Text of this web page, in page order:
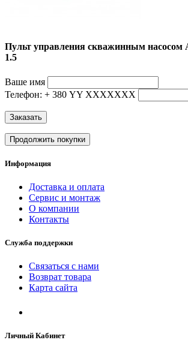
Пульт управления скважинным насосом
1.5
Ваше имя
Телефон: + 380 YY ХХХХХХХ
Заказать
Продолжить покупки
Информация
Доставка и оплата
Сервис и монтаж
О компании
Контакты
Служба поддержки
Связаться с нами
Возврат товара
Карта сайта
Личный Кабинет